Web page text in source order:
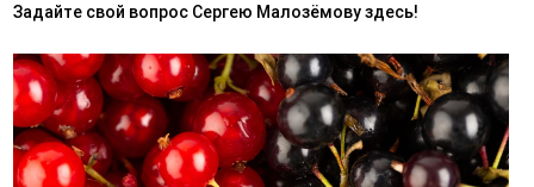
Задайте свой вопрос Сергею Малозёмову здесь!